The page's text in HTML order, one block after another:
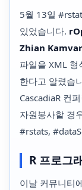
5월 13일
있었습니다.
Zhian Kamvar
파일을 XML 형
한다고 알렸습
CascadiaR 컨
자원봉사할 경
#rstats,
R 프로그
이날 커뮤니티